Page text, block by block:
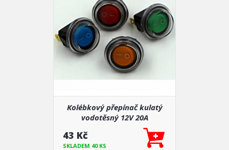
Kolébkový přepínač kulatý
vodotěsný 12V 20A
43 Kč
SKLADEM 40 KS